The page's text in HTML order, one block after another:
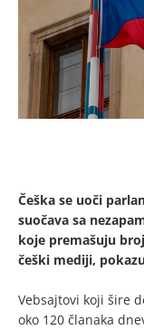
Češka se uoči
suočava sa
koje premašuju
češki mediji,
Vebsajtovi koji šire
oko 120 članaka